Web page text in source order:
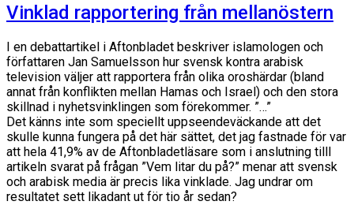
Vinklad rapportering från mellanöstern
I en debattartikel i Aftonbladet beskriver islamologen och
författaren Jan Samuelsson hur svensk kontra arabisk
television väljer att rapportera från olika oroshärdar (bland
annat från konflikten mellan Hamas och Israel) och den stora
skillnad i nyhetsvinklingen som förekommer. ”…”
Det känns inte som speciellt uppseendeväckande att det
skulle kunna fungera på det här sättet, det jag fastnade för var
att hela 41,9% av de Aftonbladetläsare som i anslutning tilll
artikeln svarat på frågan ”Vem litar du på?” menar att svensk
och arabisk media är precis lika vinklade. Jag undrar om
resultatet sett likadant ut för tio år sedan?